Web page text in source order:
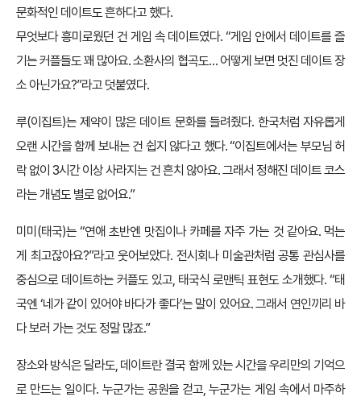
문화적인 데이트도 흔하다고 했다.
무엇보다 흥미로웠던 건 게임 속 데이트였다. “게임 안에서 데이트를 즐
기는 커플들도 꽤 많아요. 소환사의 협곡도… 어떻게 보면 멋진 데이트 장
소 아닌가요?”라고 덧붙였다.
루(이집트)는 제약이 많은 데이트 문화를 들려줬다. 한국처럼 자유롭게
오랜 시간을 함께 보내는 건 쉽지 않다고 했다. “이집트에서는 부모님 허
락 없이 3시간 이상 사라지는 건 흔치 않아요. 그래서 정해진 데이트 코스
라는 개념도 별로 없어요.”
미미(태국)는 “연애 초반엔 맛집이나 카페를 자주 가는 것 같아요. 먹는
게 최고잖아요?”라고 웃어보았다. 전시회나 미술관처럼 공통 관심사를
중심으로 데이트하는 커플도 있고, 태국식 로맨틱 표현도 소개했다. “태
국엔 ‘네가 같이 있어야 바다가 좋다’는 말이 있어요. 그래서 연인끼리 바
다 보러 가는 것도 정말 많죠.”
장소와 방식은 달라도, 데이트란 결국 함께 있는 시간을 우리만의 기억으
로 만드는 일이다. 누군가는 공원을 걷고, 누군가는 게임 속에서 마주하